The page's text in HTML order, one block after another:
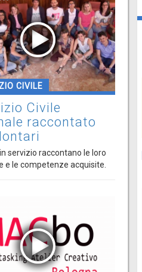
CIVILE
Civile
raccontato
in servizio raccontano le loro
e le competenze acquisite.